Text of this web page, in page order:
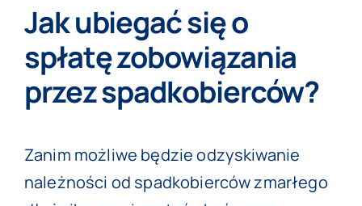
Jak ubiegać się o
spłatę zobowiązania
przez spadkobierców?
Zanim możliwe będzie odzyskiwanie
należności od spadkobierców zmarłego